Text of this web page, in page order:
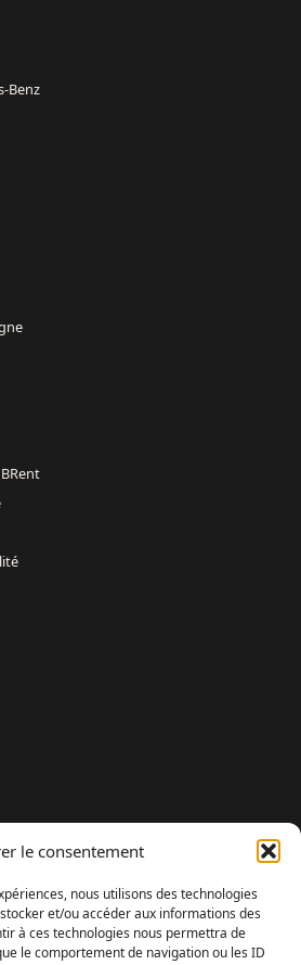
le consentement
nous utilisons des technologies
et/ou accéder aux informations des
à ces technologies nous permettra de
le comportement de navigation ou les ID
Benz
Benz DREUX /
Mercedes-Benz
Caen – AUBIN NORMANDIE /
– LAMARTINE AUTOMOBILES /
– DAVIS MONGAZONS /
sur-Eure – DAVIS 28 /Mercedes-Benz